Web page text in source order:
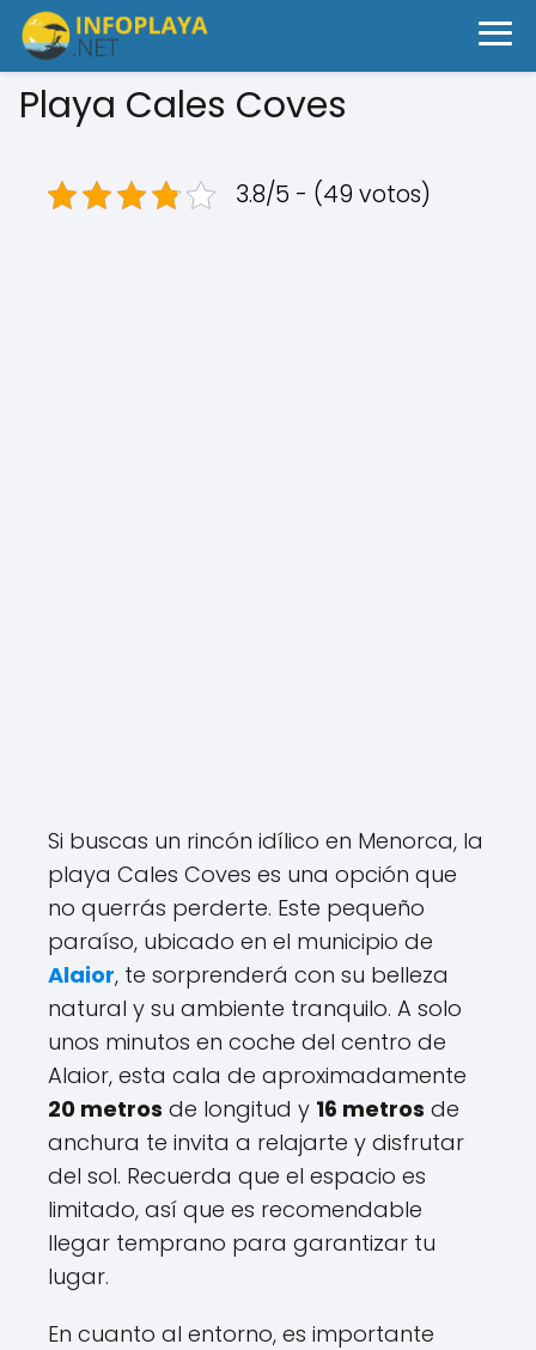
Playa Cales Coves
3.8/5 - (49 votos)
Si buscas un rincón idílico en Menorca, la
playa Cales Coves es una opción que
no querrás perderte. Este pequeño
paraíso, ubicado en el municipio de
Alaior, te sorprenderá con su belleza
natural y su ambiente tranquilo. A solo
unos minutos en coche del centro de
Alaior, esta cala de aproximadamente
20 metros de longitud y 16 metros de
anchura te invita a relajarte y disfrutar
del sol. Recuerda que el espacio es
limitado, así que es recomendable
llegar temprano para garantizar tu
lugar.
En cuanto al entorno, es importante